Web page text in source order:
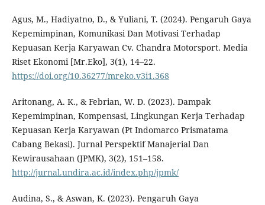
Agus, M., Hadiyatno, D., & Yuliani, T. (2024). Pengaruh Gaya
Kepemimpinan, Komunikasi Dan Motivasi Terhadap
Kepuasan Kerja Karyawan Cv. Chandra Motorsport. Media
Riset Ekonomi [Mr.Eko], 3(1), 14–22.
https://doi.org/10.36277/mreko.v3i1.368
Aritonang, A. K., & Febrian, W. D. (2023). Dampak
Kepemimpinan, Kompensasi, Lingkungan Kerja Terhadap
Kepuasan Kerja Karyawan (Pt Indomarco Prismatama
Cabang Bekasi). Jurnal Perspektif Manajerial Dan
Kewirausahaan (JPMK), 3(2), 151–158.
http://jurnal.undira.ac.id/index.php/jpmk/
Audina, S., & Aswan, K. (2023). Pengaruh Gaya